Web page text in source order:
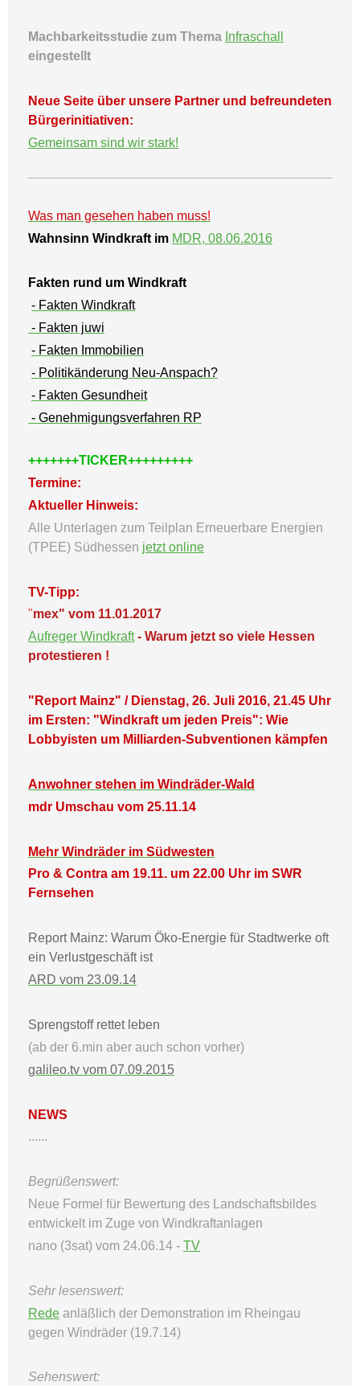
Machbarkeitsstudie zum Thema Infraschall
eingestellt
Neue Seite über unsere Partner und befreundeten
Bürgerinitiativen:
Gemeinsam sind wir stark!
Was man gesehen haben muss!
Wahnsinn Windkraft im MDR, 08.06.2016
Fakten rund um Windkraft
- Fakten Windkraft
- Fakten juwi
- Fakten Immobilien
- Politikänderung Neu-Anspach?
- Fakten Gesundheit
- Genehmigungsverfahren RP
+++++++TICKER+++++++++
Termine:
Aktueller Hinweis:
Alle Unterlagen zum Teilplan Erneuerbare Energien
(TPEE) Südhessen jetzt online
TV-Tipp:
"mex" vom 11.01.2017
Aufreger Windkraft- Warum jetzt so viele Hessen
protestieren !
"Report Mainz" / Dienstag, 26. Juli 2016, 21.45 Uhr
im Ersten: "Windkraft um jeden Preis": Wie
Lobbyisten um Milliarden-Subventionen kämpfen
Anwohner stehen im Windräder-Wald
mdr Umschau vom 25.11.14
Mehr Windräder im Südwesten
Pro & Contra am 19.11. um 22.00 Uhr im SWR
Fernsehen
Report Mainz: Warum Öko-Energie für Stadtwerke oft
ein Verlustgeschäft ist
ARD vom 23.09.14
Sprengstoff rettet leben
(ab der 6.min aber auch schon vorher)
galileo.tv vom 07.09.2015
NEWS
......
Begrüßenswert:
Neue Formel für Bewertung des Landschaftsbildes
entwickelt im Zuge von Windkraftanlagen
nano (3sat) vom 24.06.14 - TV
Sehr lesenswert:
Rede anläßlich der Demonstration im Rheingau
gegen Windräder (19.7.14)
Sehenswert: